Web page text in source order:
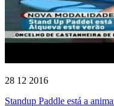
28 12 2016
Standup Paddle está a